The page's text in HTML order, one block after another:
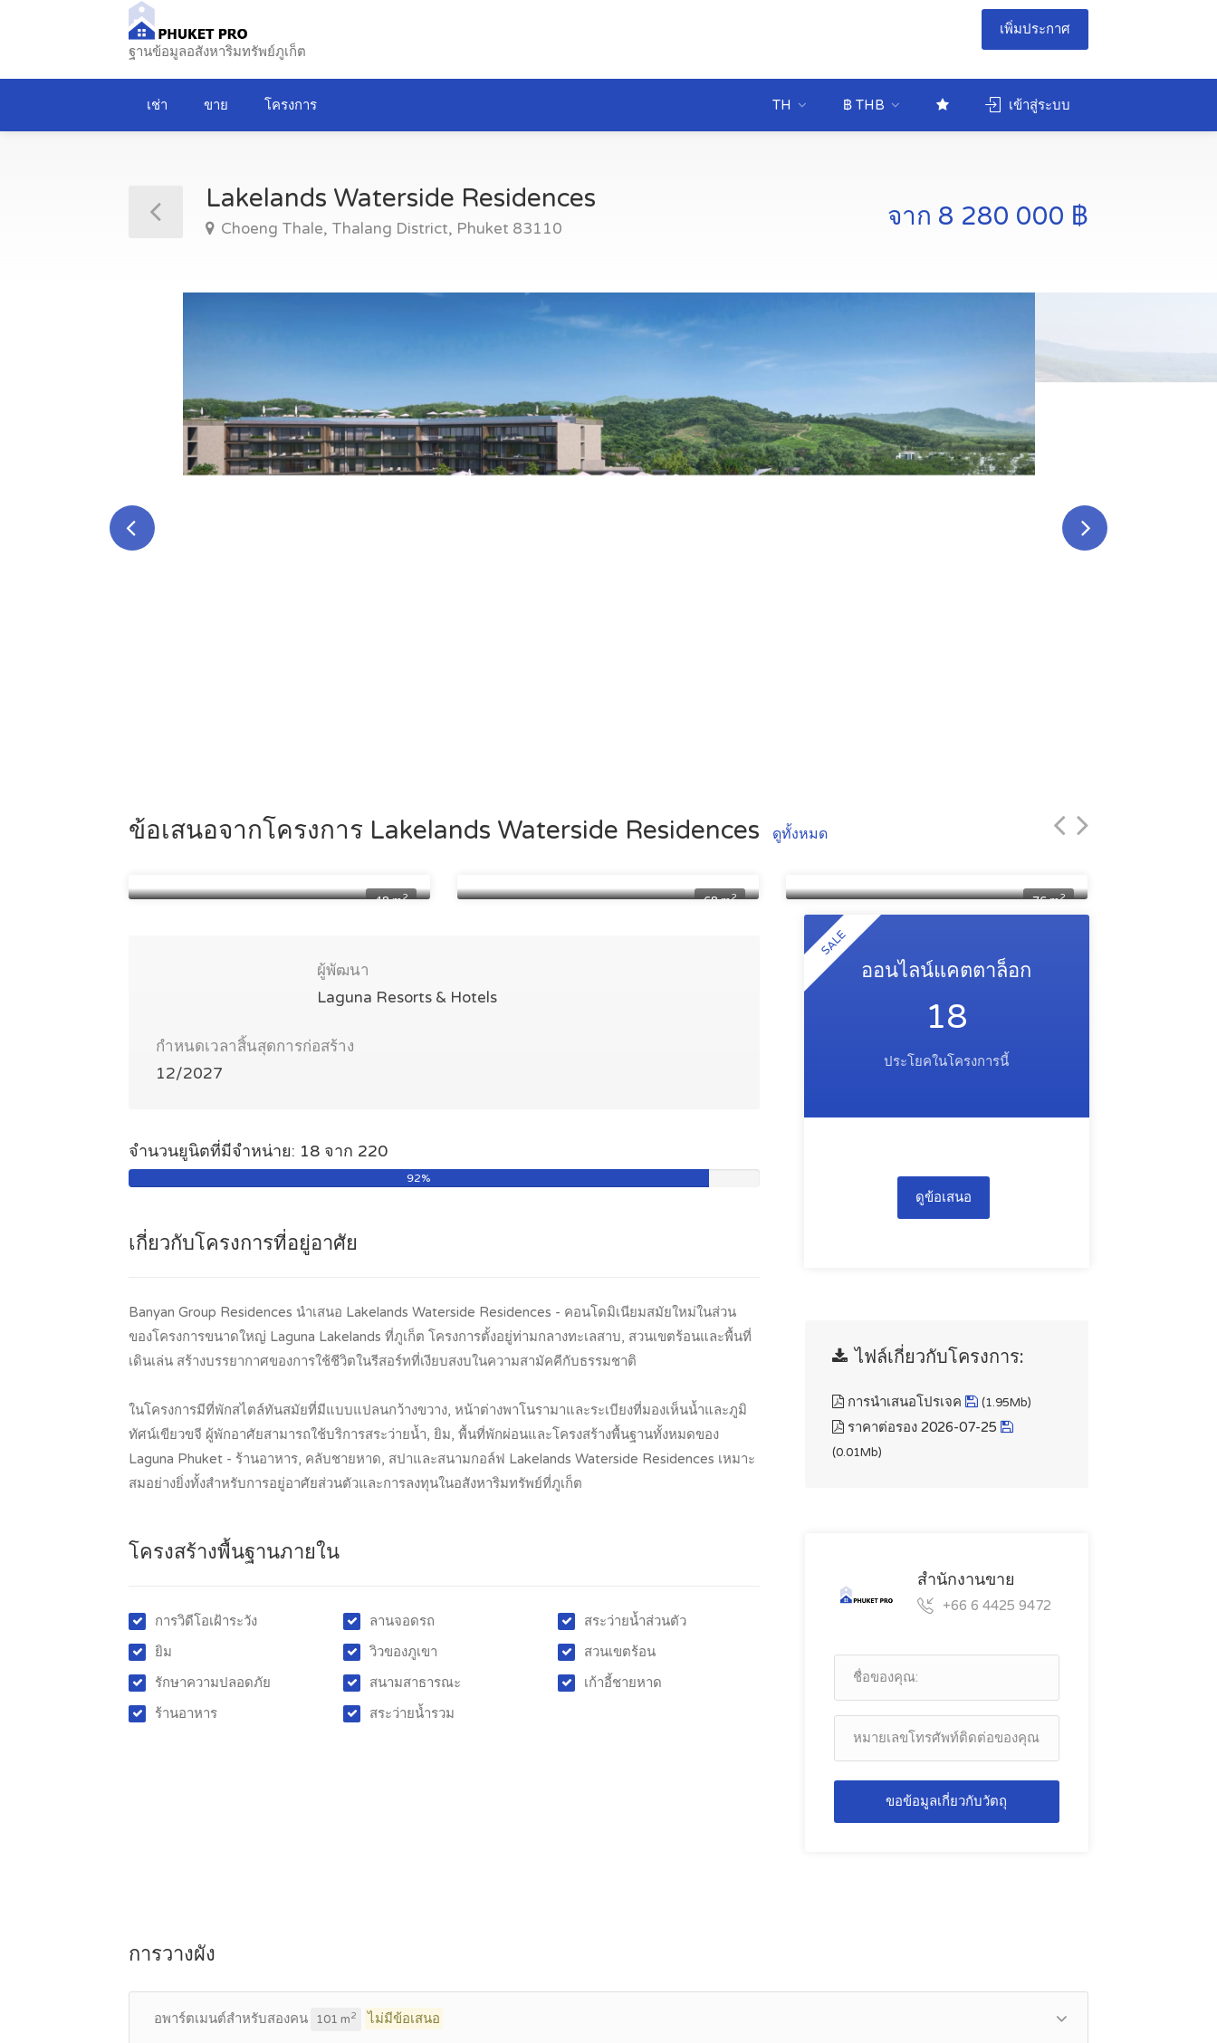
ฐานข้อมูลอสังหาริมทรัพย์ภูเก็ต
เพิ่มประกาศ
เช่า ขาย โครงการ เข้าสู่ระบบ
฿ THB
TH
Lakelands Waterside Residences
Choeng Thale, Thalang District, Phuket 83110 จาก 8 280 000 ฿
ข้อเสนอจากโครงการ Lakelands Waterside Residences ดูทั้งหมด
48 m2
อพาร์ตเมนต์หนึ่งห้องนอน
68 m2
อพาร์ตเมนต์หนึ่งห้องนอน
76 m2
ห้องสตูดิโอสองห้องนอน
ผู้พัฒนา
Laguna Resorts & Hotels
กำหนดเวลาสิ้นสุดการก่อสร้าง
12/2027
จำนวนยูนิตที่มีจำหน่าย: 18 จาก 220
92%
เกี่ยวกับโครงการที่อยู่อาศัย
Banyan Group Residences นำเสนอ Lakelands Waterside Residences - คอนโดมิเนียมสมัยใหม่ในส่วน
ของโครงการขนาดใหญ่ Laguna Lakelands ที่ภูเก็ต โครงการตั้งอยู่ท่ามกลางทะเลสาบ, สวนเขตร้อนและพื้นที่
เดินเล่น สร้างบรรยากาศของการใช้ชีวิตในรีสอร์ทที่เงียบสงบในความสามัคคีกับธรรมชาติ
ในโครงการมีที่พักสไตล์ทันสมัยที่มีแบบแปลนกว้างขวาง, หน้าต่างพาโนรามาและระเบียงที่มองเห็นน้ำและภูมิ
ทัศน์เขียวขจี ผู้พักอาศัยสามารถใช้บริการสระว่ายน้ำ, ยิม, พื้นที่พักผ่อนและโครงสร้างพื้นฐานทั้งหมดของ
Laguna Phuket - ร้านอาหาร, คลับชายหาด, สปาและสนามกอล์ฟ Lakelands Waterside Residences เหมาะ
สมอย่างยิ่งทั้งสำหรับการอยู่อาศัยส่วนตัวและการลงทุนในอสังหาริมทรัพย์ที่ภูเก็ต
โครงสร้างพื้นฐานภายใน
การวิดีโอเฝ้าระวัง
ยิม
รักษาความปลอดภัย
ร้านอาหาร
ลานจอดรถ
วิวของภูเขา
สนามสาธารณะ
สระว่ายน้ำรวม
สระว่ายน้ำส่วนตัว
สวนเขตร้อน
เก้าอี้ชายหาด
SALE
ออนไลน์แคตตาล็อก
18
ประโยคในโครงการนี้
ดูข้อเสนอ
ไฟล์เกี่ยวกับโครงการ:
การนำเสนอโปรเจค (1.95Mb)
ราคาต่อรอง 2026-07-25
(0.01Mb)
สำนักงานขาย
+66 6 4425 9472
ขอข้อมูลเกี่ยวกับวัตถุ
การวางผัง
อพาร์ตเมนต์สำหรับสองคน 101 m2 ไม่มีข้อเสนอ